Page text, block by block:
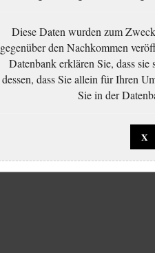
Diese Daten wurden zum
gegenüber den Nachkommen
Datenbank erklären Sie, dass sie
dessen, dass Sie allein für Ihren
Sie in der
X